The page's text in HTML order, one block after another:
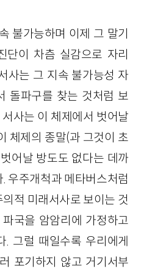
불가능하며 이제 그 말기
단이 차츰 실감으로 자리
사는 그 지속 불가능성 자
돌파구를 찾는 것처럼 보
서사는 이 체제에서 벗어날
체제의 종말(과 그것이 초
어날 방도도 없다는 데까
우주개척과 메타버스처럼
적 미래서사로 보이는 것
국을 암암리에 가정하고
. 그럴 때일수록 우리에게
포기하지 않고 거기서부